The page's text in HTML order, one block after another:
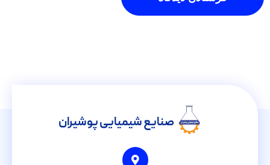
صنایع شیمیایی پوشیران